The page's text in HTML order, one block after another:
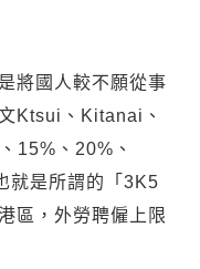
將國人較不願從事
Ktsui、Kitanai、
15%、20%、
就是所謂的「3K5
區，外勞聘僱上限